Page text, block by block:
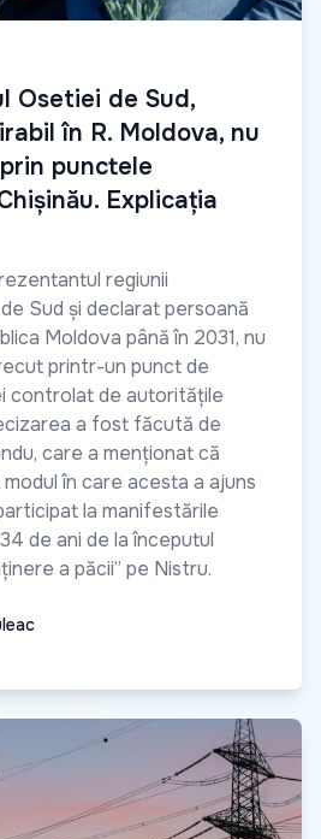
Osetiei de Sud,
în R. Moldova, nu
punctele
Explicația
regiunii
Sud și declarat persoană
Moldova până în 2031, nu
printr-un punct de
controlat de autoritățile
a fost făcută de
care a menționat că
în care acesta a ajuns
la manifestările
de ani de la începutul
a păcii” pe Nistru.